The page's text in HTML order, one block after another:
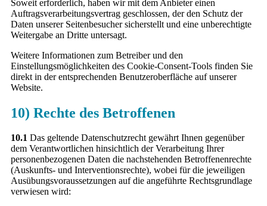
Soweit erforderlich, haben wir mit dem Anbieter einen
Auftragsverarbeitungsvertrag geschlossen, der den Schutz der
Daten unserer Seitenbesucher sicherstellt und eine unberechtigte
Weitergabe an Dritte untersagt.
Weitere Informationen zum Betreiber und den
Einstellungsmöglichkeiten des Cookie-Consent-Tools finden Sie
direkt in der entsprechenden Benutzeroberfläche auf unserer
Website.
10) Rechte des Betroffenen
10.1 Das geltende Datenschutzrecht gewährt Ihnen gegenüber
dem Verantwortlichen hinsichtlich der Verarbeitung Ihrer
personenbezogenen Daten die nachstehenden Betroffenenrechte
(Auskunfts- und Interventionsrechte), wobei für die jeweiligen
Ausübungsvoraussetzungen auf die angeführte Rechtsgrundlage
verwiesen wird: